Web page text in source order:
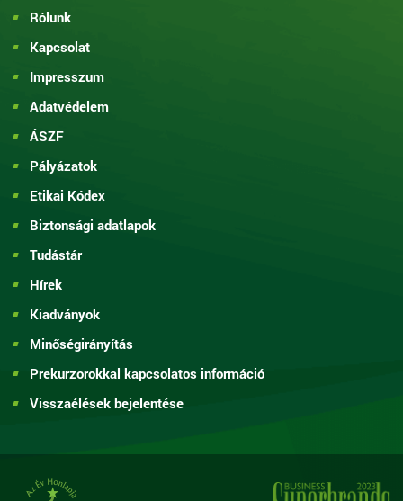
Rólunk
Kapcsolat
Impresszum
Adatvédelem
ÁSZF
Pályázatok
Etikai Kódex
Biztonsági adatlapok
Tudástár
Hírek
Kiadványok
Minőségirányítás
Prekurzorokkal kapcsolatos információ
Visszaélések bejelentése